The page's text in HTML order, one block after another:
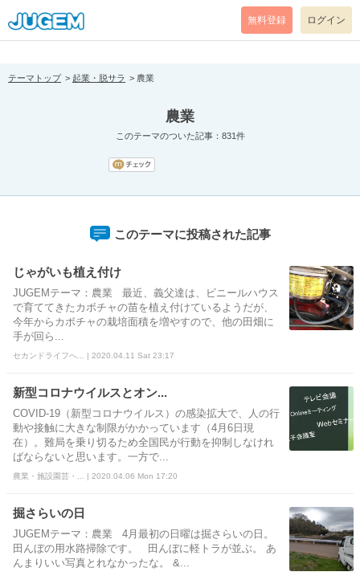
[pear_error: message="Success" code=0 mode=return level=notice
prefix="" info=""]
無料登録 ログイン
テーマトップ 起業・脱サラ 農業
農業
このテーマのついた記事：831件
このテーマに投稿された記事
じゃがいも植え付け
JUGEMテーマ：農業 最近、義父達は、ビニールハウス
で育ててきたカボチャの苗を植え付けているようだが、
今年からカボチャの栽培面積を増やすので、他の田畑に
手が回ら...
セカンドライフへ... | 2020.04.11 Sat 23:17
新型コロナウイルスとオン...
COVID-19（新型コロナウイルス）の感染拡大で、人の行
動や接触に大きな制限がかかっています（4月6日現
在）。難局を乗り切るため全国民が行動を抑制しなけれ
ばならないと思います。一方で...
農業・施設園芸・... | 2020.04.06 Mon 17:20
掘さらいの日
JUGEMテーマ：農業 4月最初の日曜は掘さらいの日。
田んぼの用水路掃除です。 田んぼに軽トラが並ぶ。 あ
んまりいい写真とれなかったな。 &...